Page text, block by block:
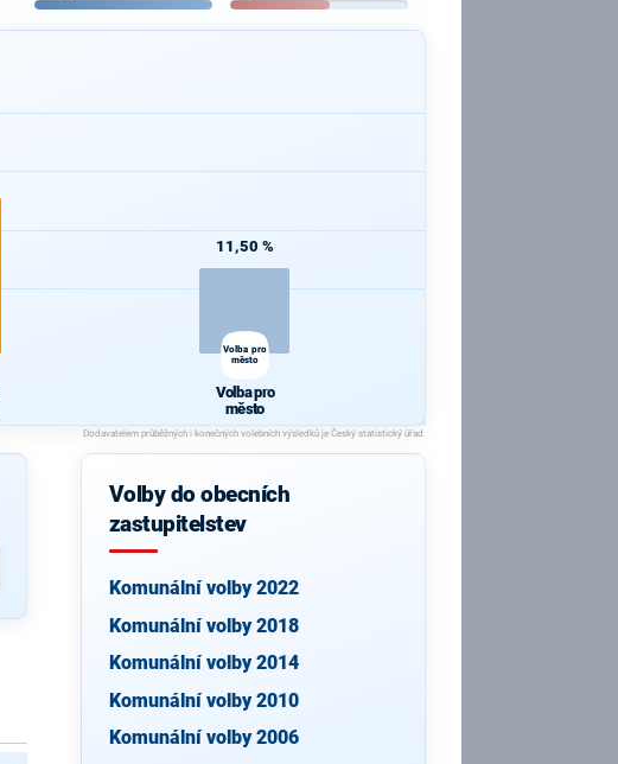
11,50 %
Volba pro
město
Volba pro
město
Volby do obecních
zastupitelstev
Komunální volby 2022
Komunální volby 2018
Komunální volby 2014
Komunální volby 2010
Komunální volby 2006